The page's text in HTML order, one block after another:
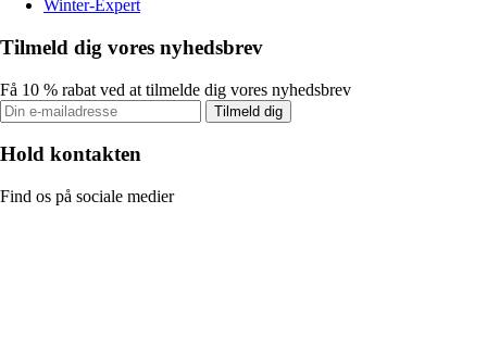
Winter-Expert
Tilmeld dig vores nyhedsbrev
Få 10 % rabat ved at tilmelde dig vores nyhedsbrev
Tilmeld dig
Hold kontakten
Find os på sociale medier